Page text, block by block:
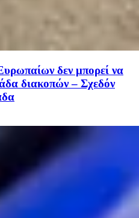
δεν μπορεί να
διακοπών – Σχεδόν